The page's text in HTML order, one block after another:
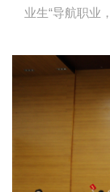
业生“导航职业
及12名毕业班同学参加
学出国出境留
生申请前往香
大学、香港理
技大学和香港
国东安格利亚
是学生心仪的